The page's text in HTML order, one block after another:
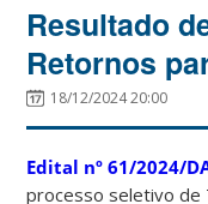
Resultado
Retornos
18/12/2024 20:00
Edital nº 61/2024/
processo seletivo de